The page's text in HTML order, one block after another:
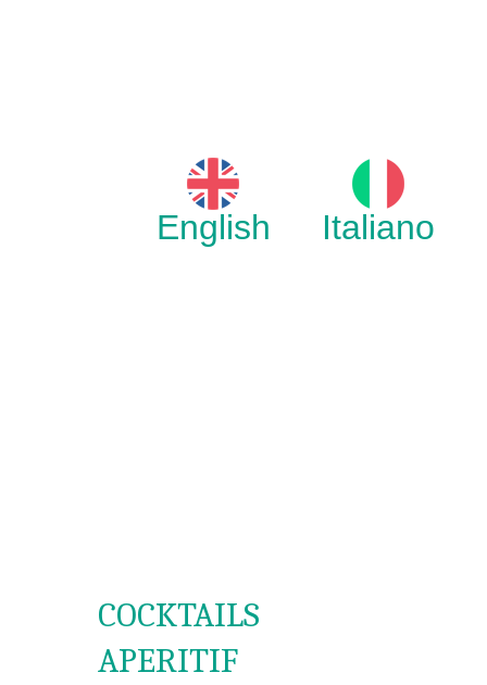
English Italiano
COCKTAILS
APERITIF